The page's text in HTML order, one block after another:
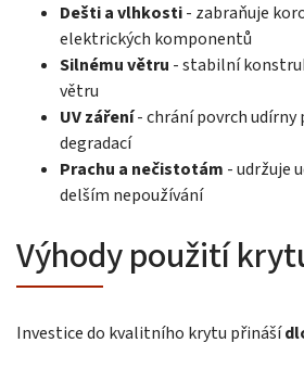
Dešti a vlhkosti- zabraňuje
elektrických komponentů
Silnému větru - stabilní
větru
UV záření- chrání povrch udírny
degradací
Prachu a nečistotám - udržuje
delším nepoužívání
Výhody použití
Investice do kvalitního krytu přináší